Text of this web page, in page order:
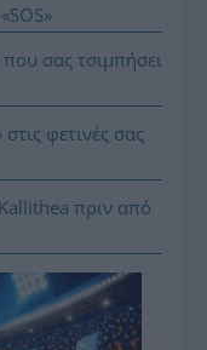
σας τσιμπήσει
φετινές σας
πριν από